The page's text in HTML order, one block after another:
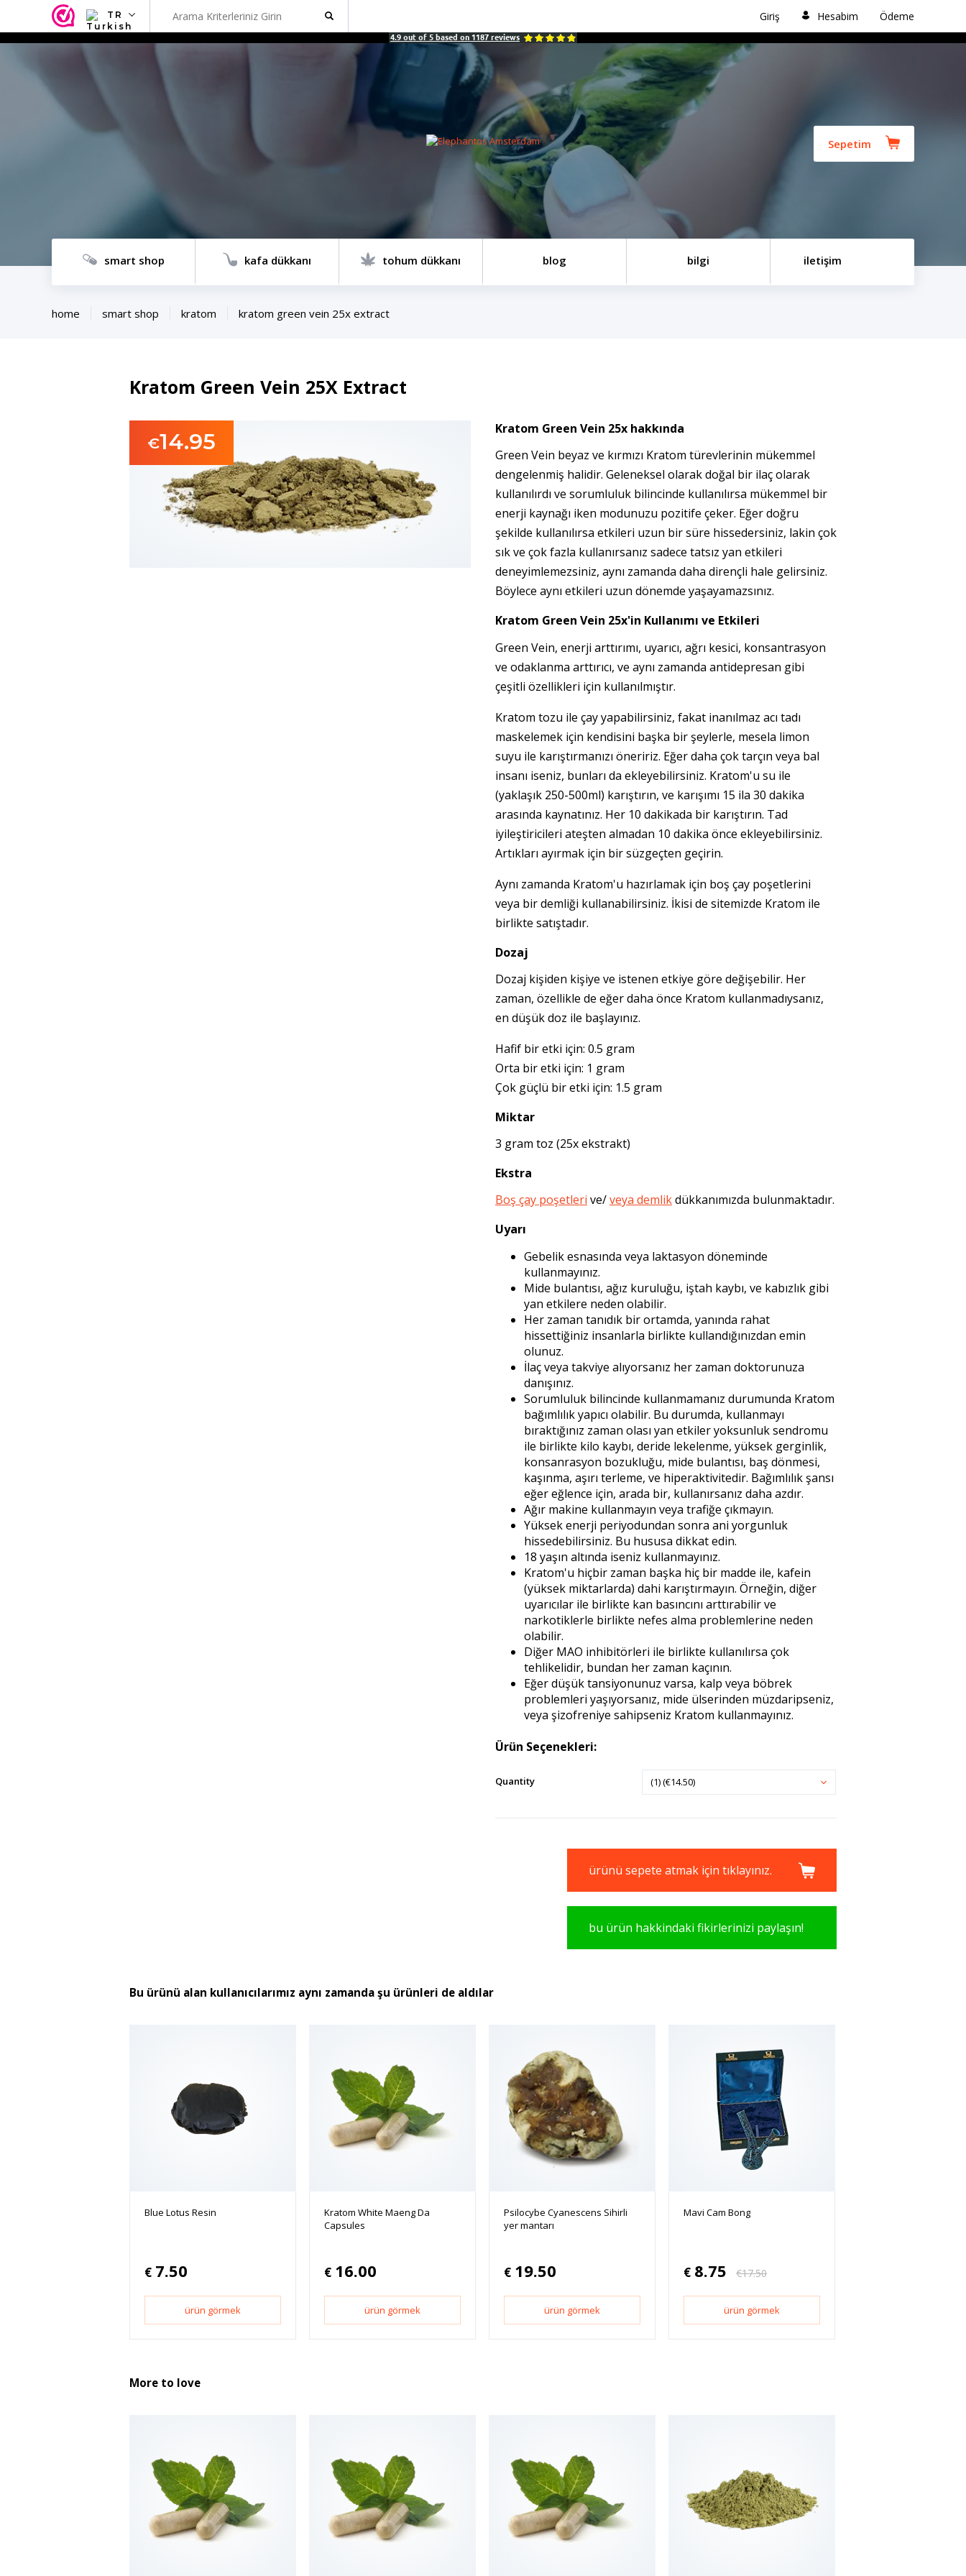
TR Giriş Hesabim Ödeme
4.9 out of 5 based on 1187 reviews
Sepetim
smart shop kafa dükkanı tohum dükkanı blog bilgi iletişim
home smart shop kratom kratom green vein 25x extract
Kratom Green Vein 25X Extract
€14.95
Kratom Green Vein 25x hakkında
Green Vein beyaz ve kırmızı Kratom türevlerinin mükemmel
dengelenmiş halidir. Geleneksel olarak doğal bir ilaç olarak
kullanılırdı ve sorumluluk bilincinde kullanılırsa mükemmel bir
enerji kaynağı iken modunuzu pozitife çeker. Eğer doğru
şekilde kullanılırsa etkileri uzun bir süre hissedersiniz, lakin çok
sık ve çok fazla kullanırsanız sadece tatsız yan etkileri
deneyimlemezsiniz, aynı zamanda daha dirençli hale gelirsiniz.
Böylece aynı etkileri uzun dönemde yaşayamazsınız.
Kratom Green Vein 25x'in Kullanımı ve Etkileri
Green Vein, enerji arttırımı, uyarıcı, ağrı kesici, konsantrasyon
ve odaklanma arttırıcı, ve aynı zamanda antidepresan gibi
çeşitli özellikleri için kullanılmıştır.
Kratom tozu ile çay yapabilirsiniz, fakat inanılmaz acı tadı
maskelemek için kendisini başka bir şeylerle, mesela limon
suyu ile karıştırmanızı öneririz. Eğer daha çok tarçın veya bal
insanı iseniz, bunları da ekleyebilirsiniz. Kratom'u su ile
(yaklaşık 250-500ml) karıştırın, ve karışımı 15 ila 30 dakika
arasında kaynatınız. Her 10 dakikada bir karıştırın. Tad
iyileştiricileri ateşten almadan 10 dakika önce ekleyebilirsiniz.
Artıkları ayırmak için bir süzgeçten geçirin.
Aynı zamanda Kratom'u hazırlamak için boş çay poşetlerini
veya bir demliği kullanabilirsiniz. İkisi de sitemizde Kratom ile
birlikte satıştadır.
Dozaj
Dozaj kişiden kişiye ve istenen etkiye göre değişebilir. Her
zaman, özellikle de eğer daha önce Kratom kullanmadıysanız,
en düşük doz ile başlayınız.
Hafif bir etki için: 0.5 gram
Orta bir etki için: 1 gram
Çok güçlü bir etki için: 1.5 gram
Miktar
3 gram toz (25x ekstrakt)
Ekstra
Boş çay poşetleri ve/veya demlikdükkanımızda bulunmaktadır.
Uyarı
Gebelik esnasında veya laktasyon döneminde
kullanmayınız.
Mide bulantısı, ağız kuruluğu, iştah kaybı, ve kabızlık gibi
yan etkilere neden olabilir.
Her zaman tanıdık bir ortamda, yanında rahat
hissettiğiniz insanlarla birlikte kullandığınızdan emin
olunuz.
İlaç veya takviye alıyorsanız her zaman doktorunuza
danışınız.
Sorumluluk bilincinde kullanmamanız durumunda Kratom
bağımlılık yapıcı olabilir. Bu durumda, kullanmayı
bıraktığınız zaman olası yan etkiler yoksunluk sendromu
ile birlikte kilo kaybı, deride lekelenme, yüksek gerginlik,
konsanrasyon bozukluğu, mide bulantısı, baş dönmesi,
kaşınma, aşırı terleme, ve hiperaktivitedir. Bağımlılık şansı
eğer eğlence için, arada bir, kullanırsanız daha azdır.
Ağır makine kullanmayın veya trafiğe çıkmayın.
Yüksek enerji periyodundan sonra ani yorgunluk
hissedebilirsiniz. Bu hususa dikkat edin.
18 yaşın altında iseniz kullanmayınız.
Kratom'u hiçbir zaman başka hiç bir madde ile, kafein
(yüksek miktarlarda) dahi karıştırmayın. Örneğin, diğer
uyarıcılar ile birlikte kan basıncını arttırabilir ve
narkotiklerle birlikte nefes alma problemlerine neden
olabilir.
Diğer MAO inhibitörleri ile birlikte kullanılırsa çok
tehlikelidir, bundan her zaman kaçının.
Eğer düşük tansiyonunuz varsa, kalp veya böbrek
problemleri yaşıyorsanız, mide ülserinden müzdaripseniz,
veya şizofreniye sahipseniz Kratom kullanmayınız.
Ürün Seçenekleri:
Quantity (1) (€14.50)
ürünü sepete atmak için tıklayınız.
bu ürün hakkindaki fikirlerinizi paylaşın!
Bu ürünü alan kullanıcılarımız aynı zamanda şu ürünleri de aldılar
Blue Lotus Resin
€ 7.50
ürün görmek
Kratom White Maeng Da
Capsules
€ 16.00
ürün görmek
Psilocybe Cyanescens Sihirli
yer mantarı
€ 19.50
ürün görmek
Mavi Cam Bong
€ 8.75 €17.50
ürün görmek
More to love